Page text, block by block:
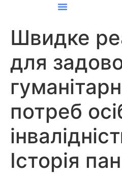
Швидке
для
потреб
Історія